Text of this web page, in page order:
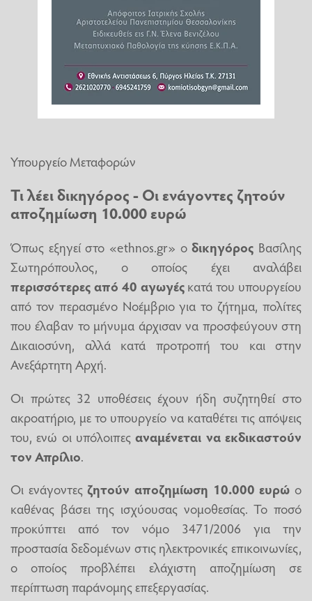
Υπουργείο Μεταφορών
Τι λέει δικηγόρος - Οι ενάγοντες ζητούν
αποζημίωση 10.000 ευρώ
Όπως εξηγεί στο «ethnos.gr» οδικηγόρος Βασίλης
Σωτηρόπουλος, ο οποίος έχει αναλάβει
περισσότερες από 40 αγωγέςκατά του υπουργείου
από τον περασμένο Νοέμβριο για το ζήτημα, πολίτες
που έλαβαν το μήνυμα άρχισαν να προσφεύγουν στη
Δικαιοσύνη, αλλά κατά προτροπή του και στην
Ανεξάρτητη Αρχή.
Οι πρώτες 32 υποθέσεις έχουν ήδη συζητηθεί στο
ακροατήριο, με το υπουργείο να καταθέτει τις απόψεις
του, ενώ οι υπόλοιπεςαναμένεται να εκδικαστούν
τον Απρίλιο.
Οι ενάγοντεςζητούν αποζημίωση 10.000 ευρώ ο
καθένας βάσει της ισχύουσας νομοθεσίας. Το ποσό
προκύπτει από τον νόμο 3471/2006 για την
προστασία δεδομένων στις ηλεκτρονικές επικοινωνίες,
ο οποίος προβλέπει ελάχιστη αποζημίωση σε
περίπτωση παράνομης επεξεργασίας.